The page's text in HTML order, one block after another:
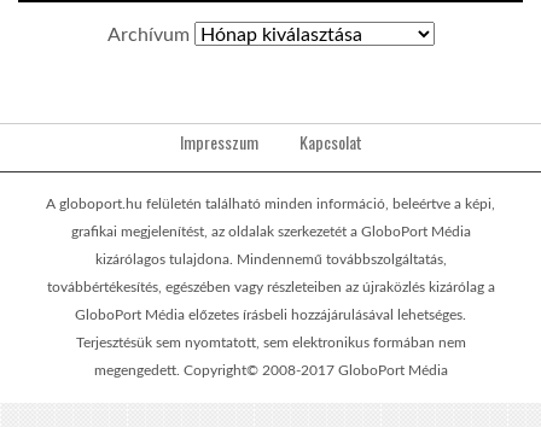
Archívum
Impresszum Kapcsolat
A globoport.hu felületén található minden információ, beleértve a képi,
grafikai megjelenítést, az oldalak szerkezetét a GloboPort Média
kizárólagos tulajdona. Mindennemű továbbszolgáltatás,
továbbértékesítés, egészében vagy részleteiben az újraközlés kizárólag a
GloboPort Média előzetes írásbeli hozzájárulásával lehetséges.
Terjesztésük sem nyomtatott, sem elektronikus formában nem
megengedett. Copyright© 2008-2017 GloboPort Média